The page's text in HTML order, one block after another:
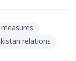
relations